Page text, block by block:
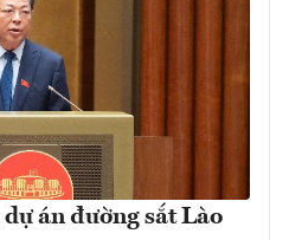
án đường sắt Lào